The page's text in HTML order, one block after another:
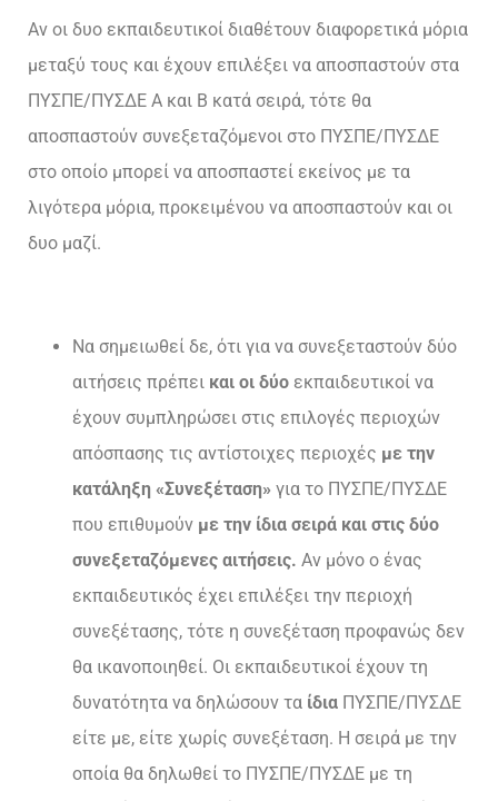
Αν οι δυο εκπαιδευτικοί διαθέτουν διαφορετικά μόρια
μεταξύ τους και έχουν επιλέξει να αποσπαστούν στα
ΠΥΣΠΕ/ΠΥΣΔΕ Α και Β κατά σειρά, τότε θα
αποσπαστούν συνεξεταζόμενοι στο ΠΥΣΠΕ/ΠΥΣΔΕ
στο οποίο μπορεί να αποσπαστεί εκείνος με τα
λιγότερα μόρια, προκειμένου να αποσπαστούν και οι
δυο μαζί.
Να σημειωθεί δε, ότι για να συνεξεταστούν δύο
αιτήσεις πρέπει και οι δύο εκπαιδευτικοί να
έχουν συμπληρώσει στις επιλογές περιοχών
απόσπασης τις αντίστοιχες περιοχές με την
κατάληξη «Συνεξέταση» για το ΠΥΣΠΕ/ΠΥΣΔΕ
που επιθυμούν με την ίδια σειρά και στις δύο
συνεξεταζόμενες αιτήσεις. Αν μόνο ο ένας
εκπαιδευτικός έχει επιλέξει την περιοχή
συνεξέτασης, τότε η συνεξέταση προφανώς δεν
θα ικανοποιηθεί. Οι εκπαιδευτικοί έχουν τη
δυνατότητα να δηλώσουν τα ίδια ΠΥΣΠΕ/ΠΥΣΔΕ
είτε με, είτε χωρίς συνεξέταση. Η σειρά με την
οποία θα δηλωθεί το ΠΥΣΠΕ/ΠΥΣΔΕ με τη